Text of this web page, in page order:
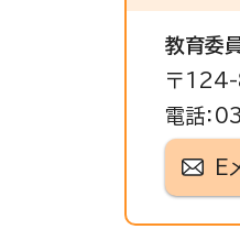
教育委
〒
電話：
E